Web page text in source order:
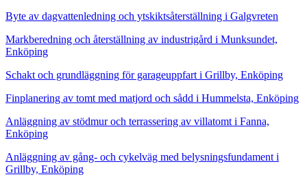
Byte av dagvattenledning och ytskiktsåterställning i Galgvreten
Markberedning och återställning av industrigård i Munksundet,
Enköping
Schakt och grundläggning för garageuppfart i Grillby, Enköping
Finplanering av tomt med matjord och sådd i Hummelsta, Enköping
Anläggning av stödmur och terrassering av villatomt i Fanna,
Enköping
Anläggning av gång- och cykelväg med belysningsfundament i
Grillby, Enköping